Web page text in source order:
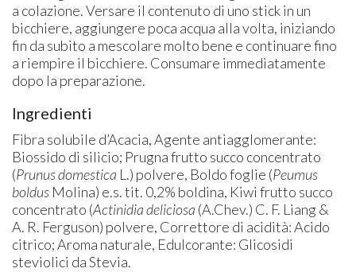
a colazione. Versare il contenuto di uno stick in un
bicchiere, aggiungere poca acqua alla volta, iniziando
fin da subito a mescolare molto bene e continuare fino
a riempire il bicchiere. Consumare immediatamente
dopo la preparazione.
Ingredienti
Fibra solubile d’Acacia, Agente antiagglomerante:
Biossido di silicio; Prugna frutto succo concentrato
(Prunus domestica L.) polvere, Boldo foglie (Peumus
boldus Molina) e.s. tit. 0,2% boldina, Kiwi frutto succo
concentrato (Actinidia deliciosa (A.Chev.) C. F. Liang &
A. R. Ferguson) polvere, Correttore di acidità: Acido
citrico; Aroma naturale, Edulcorante: Glicosidi
steviolici da Stevia.